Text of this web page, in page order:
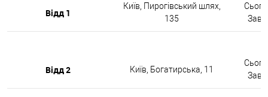
Відд 1
Київ, Пирогівський шлях,
135
Відд 2 Київ, Богатирська, 11